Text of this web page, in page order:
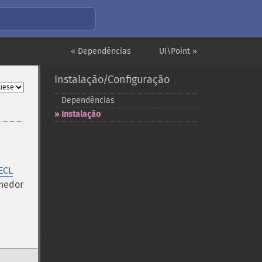
UI\Point »
« Dependências
Instalação/Configuração
Dependências
Instalação